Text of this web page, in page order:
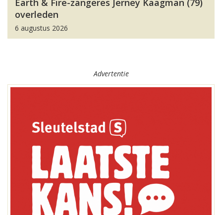
Earth & Fire-zangeres Jerney Kaagman (79)
overleden
6 augustus 2026
Advertentie